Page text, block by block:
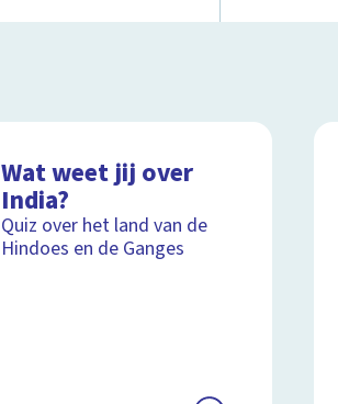
Wat weet jij over
India?
Quiz over het land van de
Hindoes en de Ganges